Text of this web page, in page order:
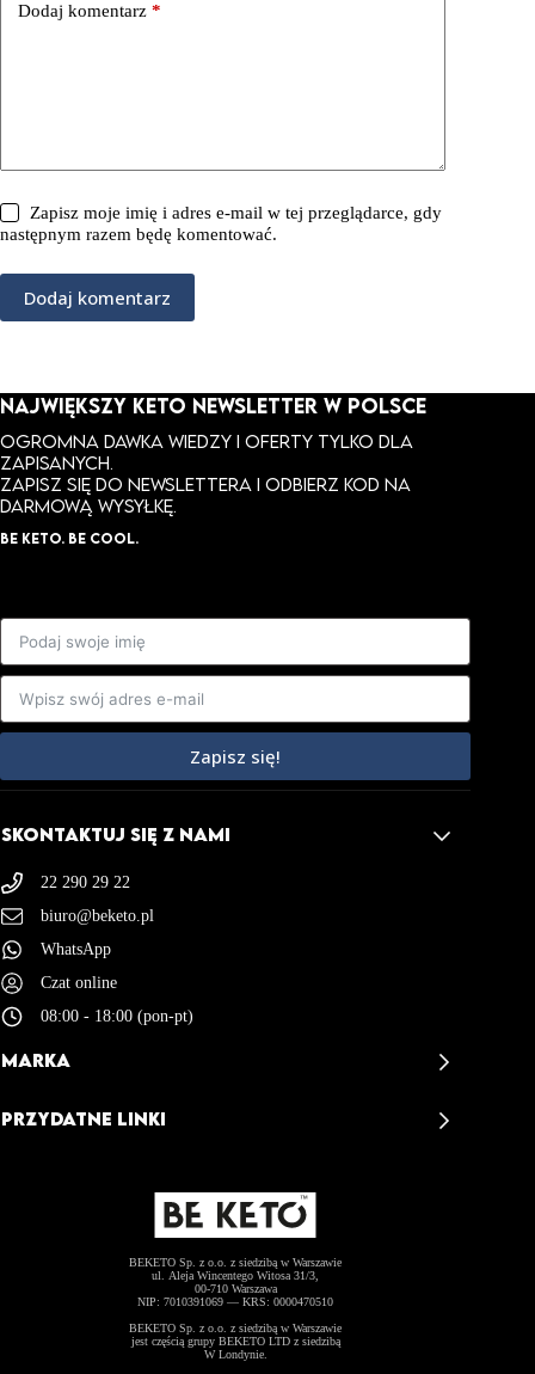
Dodaj komentarz *
Zapisz moje imię i adres e-mail w tej przeglądarce, gdy
następnym razem będę komentować.
Dodaj komentarz
NAJWIĘKSZY KETO NEWSLETTER W POLSCE
Ogromna dawka wiedzy i oferty tylko dla
zapisanych.
ZAPISZ SIĘ DO NEWSLETTERA I ODBIERZ KOD NA
DARMOWĄ WYSYŁKĘ.
BE KETO. BE COOL.
Zapisz się!
BEKETO Sp. z o.o. z siedzibą w Warszawie
ul. Aleja Wincentego Witosa 31/3,
00-710 Warszawa
NIP: 7010391069 — KRS: 0000470510
BEKETO Sp. z o.o. z siedzibą w Warszawie
jest częścią grupy BEKETO LTD z siedzibą
W Londynie.
SKONTAKTUJ SIĘ Z NAMI
22 290 29 22
biuro@beketo.pl
WhatsApp
Czat online
08:00 - 18:00 (pon-pt)
MARKA
BeKeto - Opinie
Zostań Ambasadorem
PRZYDATNE LINKI
Polityka Prywatności
Polityka Plików Cookies (EU)